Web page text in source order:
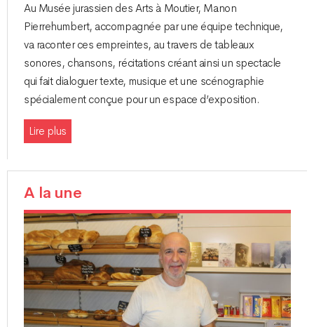
Au Musée jurassien des Arts à Moutier, Manon
Pierrehumbert, accompagnée par une équipe technique,
va raconter ces empreintes, au travers de tableaux
sonores, chansons, récitations créant ainsi un spectacle
qui fait dialoguer texte, musique et une scénographie
spécialement conçue pour un espace d’exposition.
Lire plus
A la une